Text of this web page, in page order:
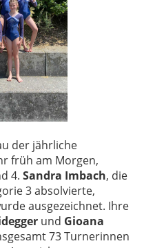
der jährliche
früh am Morgen,
4. Sandra Imbach, die
3 absolvierte,
ausgezeichnet. Ihre
und Gioana
73 Turnerinnen